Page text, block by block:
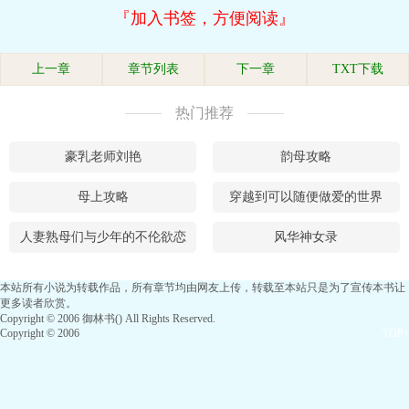
『加入书签，方便阅读』
上一章 章节列表 下一章 TXT下载
热门推荐
豪乳老师刘艳 韵母攻略
母上攻略 穿越到可以随便做爱的世界
人妻熟母们与少年的不伦欲恋 风华神女录
本站所有小说为转载作品，所有章节均由网友上传，转载至本站只是为了宣传本书让
更多读者欣赏。
Copyright © 2006 御林书() All Rights Reserved.
Copyright © 2006